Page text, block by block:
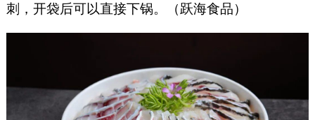
刺，开袋后可以直接下锅。（跃海食品）